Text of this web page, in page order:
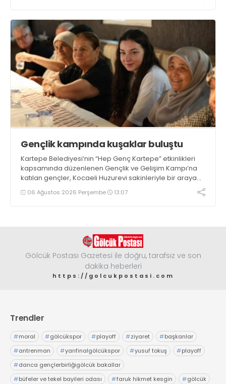
Gençlik kampında kuşaklar buluştu
Kartepe Belediyesi’nin “Hep Genç Kartepe” etkinlikleri
kapsamında düzenlenen Gençlik ve Gelişim Kampı’na
katılan gençler, Kocaeli Huzurevi sakinleriyle bir araya
geldi06 Ağustos 2026 Perşembe 13:07
Gölcük Postası Gazetesi ile doğru, tarafsız ve son
dakika heberleri
https://golcukpostasi.com
Trendler
#moral #gölcükspor #playoff #ziyaret #başkanlar
#antrenman #yarıfinalgölcükspor #yusuf tokuş #playoff
#darıca gençlerbirliğigölcük bakallar
#büfeler ve tekel bayileri odası #faruk hikmet kesgin #gölcük